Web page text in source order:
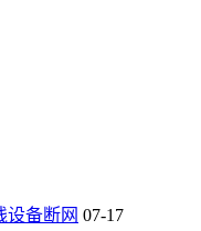
设备断网 07-17